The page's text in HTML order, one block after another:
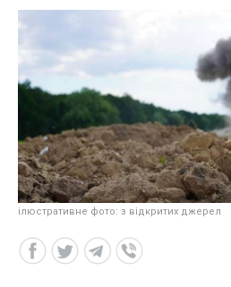
ілюстративне фото: з відкритих джерел